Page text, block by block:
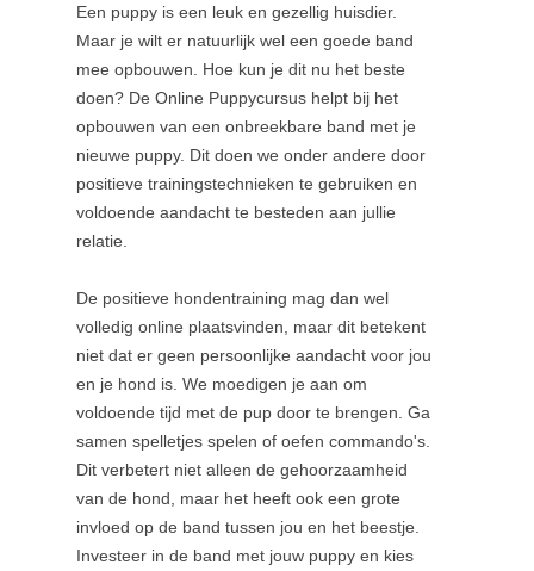
Een puppy is een leuk en gezellig huisdier.
Maar je wilt er natuurlijk wel een goede band
mee opbouwen. Hoe kun je dit nu het beste
doen? De Online Puppycursus helpt bij het
opbouwen van een onbreekbare band met je
nieuwe puppy. Dit doen we onder andere door
positieve trainingstechnieken te gebruiken en
voldoende aandacht te besteden aan jullie
relatie.
De positieve hondentraining mag dan wel
volledig online plaatsvinden, maar dit betekent
niet dat er geen persoonlijke aandacht voor jou
en je hond is. We moedigen je aan om
voldoende tijd met de pup door te brengen. Ga
samen spelletjes spelen of oefen commando's.
Dit verbetert niet alleen de gehoorzaamheid
van de hond, maar het heeft ook een grote
invloed op de band tussen jou en het beestje.
Investeer in de band met jouw puppy en kies